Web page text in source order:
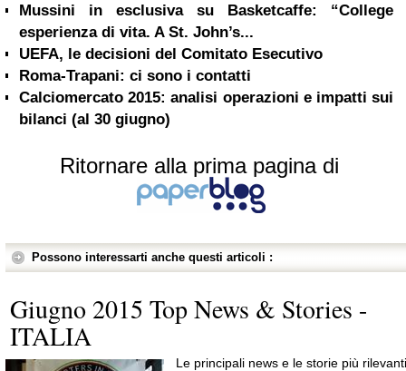
Mussini in esclusiva su Basketcaffe: “College
esperienza di vita. A St. John’s...
UEFA, le decisioni del Comitato Esecutivo
Roma-Trapani: ci sono i contatti
Calciomercato 2015: analisi operazioni e impatti sui
bilanci (al 30 giugno)
Ritornare alla prima pagina di
Possono interessarti anche questi articoli :
Giugno 2015 Top News & Stories -
ITALIA
Le principali news e le storie più rilevanti